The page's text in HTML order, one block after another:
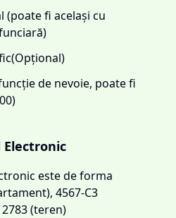
(poate fi același cu
de nevoie, poate fi
este de forma
4567-C3
(teren)